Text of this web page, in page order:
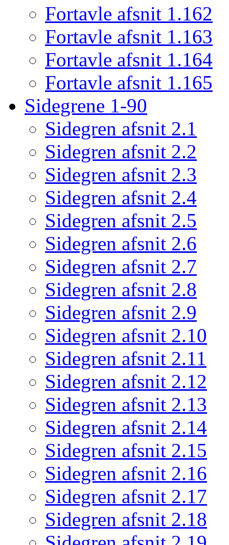
Fortavle afsnit 1.162
Fortavle afsnit 1.163
Fortavle afsnit 1.164
Fortavle afsnit 1.165
Sidegrene 1-90
Sidegren afsnit 2.1
Sidegren afsnit 2.2
Sidegren afsnit 2.3
Sidegren afsnit 2.4
Sidegren afsnit 2.5
Sidegren afsnit 2.6
Sidegren afsnit 2.7
Sidegren afsnit 2.8
Sidegren afsnit 2.9
Sidegren afsnit 2.10
Sidegren afsnit 2.11
Sidegren afsnit 2.12
Sidegren afsnit 2.13
Sidegren afsnit 2.14
Sidegren afsnit 2.15
Sidegren afsnit 2.16
Sidegren afsnit 2.17
Sidegren afsnit 2.18